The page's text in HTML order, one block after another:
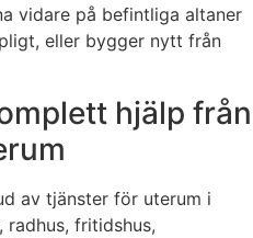
vidare på befintliga altaner
eller bygger nytt från
hjälp från
av tjänster för uterum i
radhus, fritidshus,